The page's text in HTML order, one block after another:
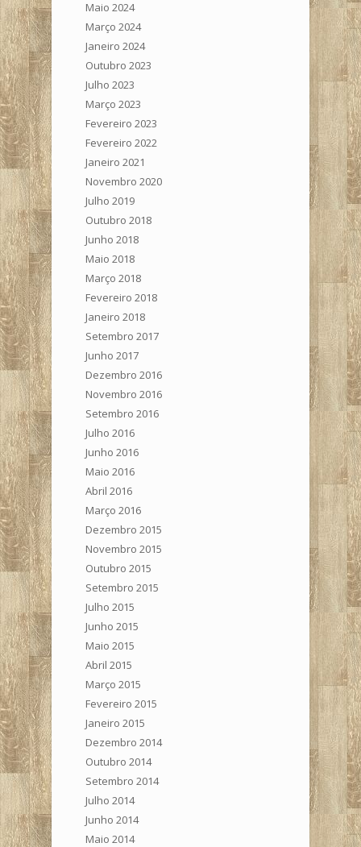
Maio 2024
Março 2024
Janeiro 2024
Outubro 2023
Julho 2023
Março 2023
Fevereiro 2023
Fevereiro 2022
Janeiro 2021
Novembro 2020
Julho 2019
Outubro 2018
Junho 2018
Maio 2018
Março 2018
Fevereiro 2018
Janeiro 2018
Setembro 2017
Junho 2017
Dezembro 2016
Novembro 2016
Setembro 2016
Julho 2016
Junho 2016
Maio 2016
Abril 2016
Março 2016
Dezembro 2015
Novembro 2015
Outubro 2015
Setembro 2015
Julho 2015
Junho 2015
Maio 2015
Abril 2015
Março 2015
Fevereiro 2015
Janeiro 2015
Dezembro 2014
Outubro 2014
Setembro 2014
Julho 2014
Junho 2014
Maio 2014